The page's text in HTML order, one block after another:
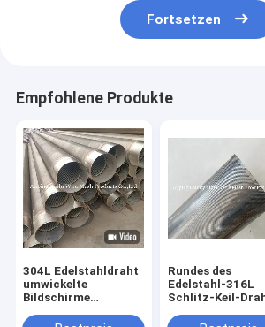
Fortsetzen
Empfohlene Produkte
304L Edelstahldraht
umwickelte
Bildschirme
und Duplex Edelstahl
Rundes des
Edelstahl-316L
Schlitz-Keil-
Filterelement-